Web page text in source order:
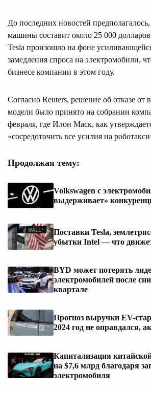
До последних новостей предполагалось,
машины составит около 25 000
Tesla произошло на фоне
замедления спроса на электромобили,
бизнесе компании в этом году.
Согласно Reuters, решение об отказе
модели было принято на собрании
февраля, где Илон Маск, как
«сосредоточить все усилия на
Продолжая тему:
Volkswagen с
выдерживает»
Поставки Tesla,
убытки Intel — что
BYD может потерять
электромобилей после
квартале
Прогноз выручки EV-
2024 год не оправдался,
Капитализация
на $7,6 млрд благодаря
электромобиля